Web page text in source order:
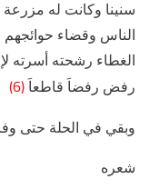
سنينا وكانت له مزرعة
الناس وقضاء
الغطاء رشحته أسرته
رفض رفضاَ قاطعاَ (6)
وبقي في الحلة حتى
شعره